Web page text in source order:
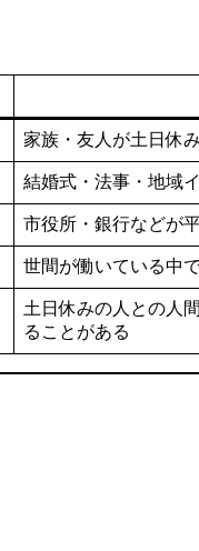
家族・友人が土日休
結婚式・法事・地域
市役所・銀行などが
世間が働いている中
土日休みの人との人
ることがある